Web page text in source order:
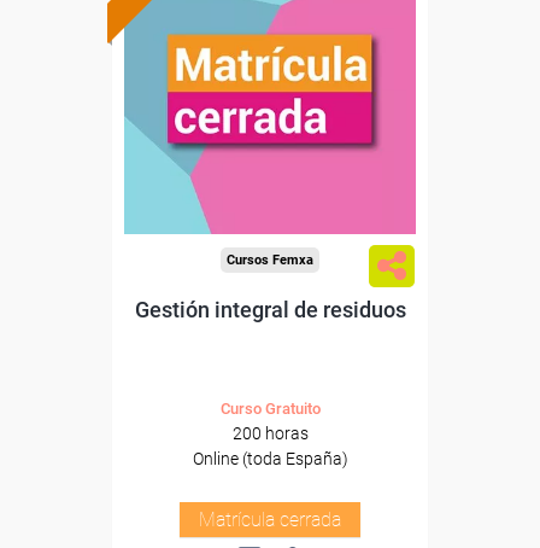
Cursos Femxa
Gestión integral de residuos
Curso Gratuito
200 horas
Online (toda España)
Matrícula cerrada